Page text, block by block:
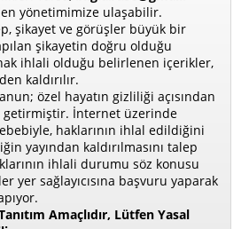
yönetimimize ulaşabilir.
şikayet ve görüşler büyük bir
şikayetin doğru olduğu
ihlali olduğu belirlenen içerikler,
kaldırılır.
özel hayatın gizliliği açısından
İnternet üzerinde
haklarının ihlal edildiğini
yayından kaldırılmasını talep
ihlali durumu söz konusu
yer sağlayıcısına başvuru yaparak
Amaçlıdır, Lütfen Yasal